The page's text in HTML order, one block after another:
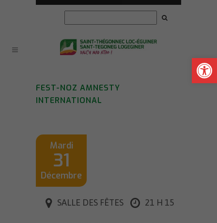
Ouvrir
FEST-NOZ AMNESTY
INTERNATIONAL
Mardi
31
Décembre
SALLE DES FÊTES 21 H 15